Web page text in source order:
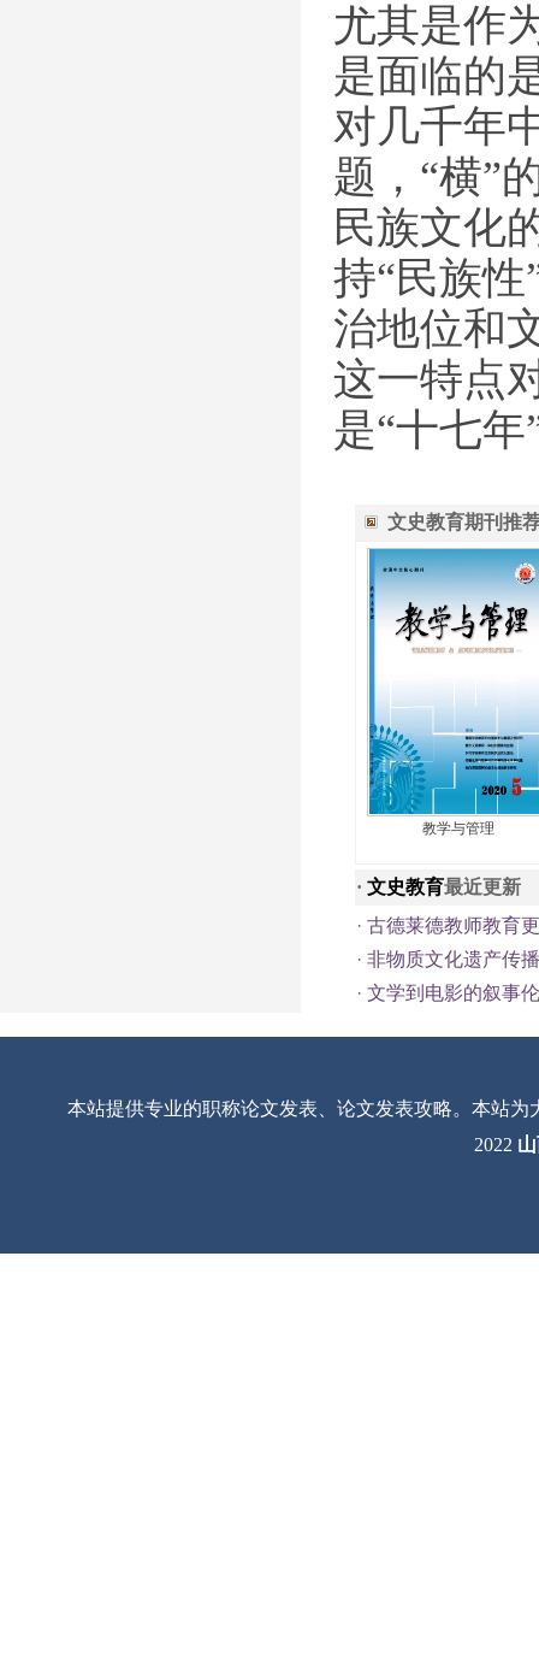
尤其是作
是面临的
对几千年
题，“横”
民族文化
持“民族
治地位和
这一特点
是“十七
文史教育期刊推
教学与管理
· 文史教育最近更新
· 古德莱德教师教育
· 非物质文化遗产传
· 文学到电影的叙事
本站提供专业的职称论文发表、论文发表攻略。本站
2022